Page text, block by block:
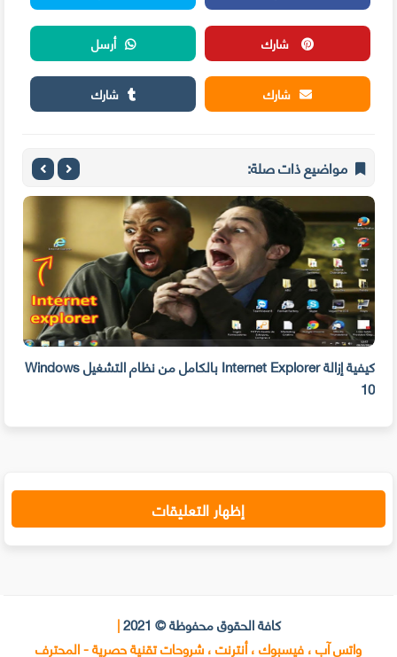
شارك
أرسل
شارك
شارك
مواضيع ذات صلة:
كيفية إزالة Internet Explorer بالكامل من نظام التشغيل Windows
10
إظهار التعليقات
كافة الحقوق محفوظة © 2021 |
واتس آب ، فيسبوك ، أنترنت ، شروحات تقنية حصرية - المحترف